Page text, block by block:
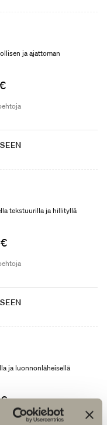
ja ajattoman
tekstuurilla ja hillityllä
ja luonnonläheisellä